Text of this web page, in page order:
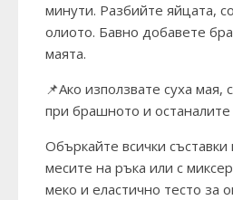
минути. Разбийте яйцата,
олиото. Бавно добавете
маята.
📌Ако използвате суха мая,
при брашното и останалите
Объркайте всички
месите на ръка или с
меко и еластично тесто за